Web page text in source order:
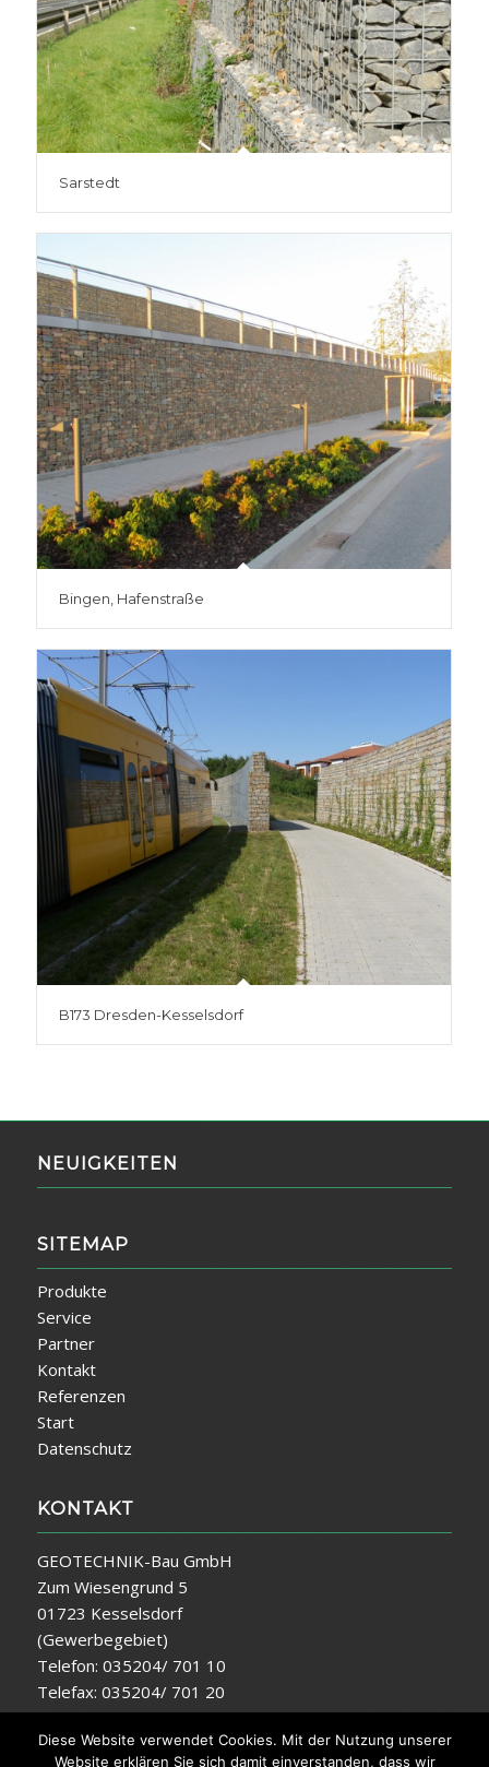
Sarstedt
Bingen, Hafenstraße
B173 Dresden-Kesselsdorf
NEUIGKEITEN
SITEMAP
Produkte
Service
Partner
Kontakt
Referenzen
Start
Datenschutz
KONTAKT
GEOTECHNIK-Bau GmbH
Zum Wiesengrund 5
01723 Kesselsdorf
(Gewerbegebiet)
Telefon: 035204/ 701 10
Telefax: 035204/ 701 20
E-Mail:info@geotechnik-bau.de
Diese Website verwendet Cookies. Mit der Nutzung unserer
Website erklären Sie sich damit einverstanden, dass wir